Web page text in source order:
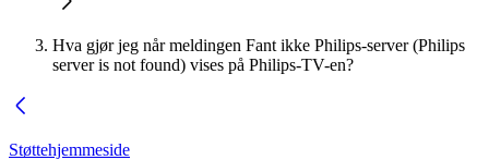
Hva gjør jeg når meldingen Fant ikke Philips-server (Philips
server is not found) vises på Philips-TV-en?
Støttehjemmeside